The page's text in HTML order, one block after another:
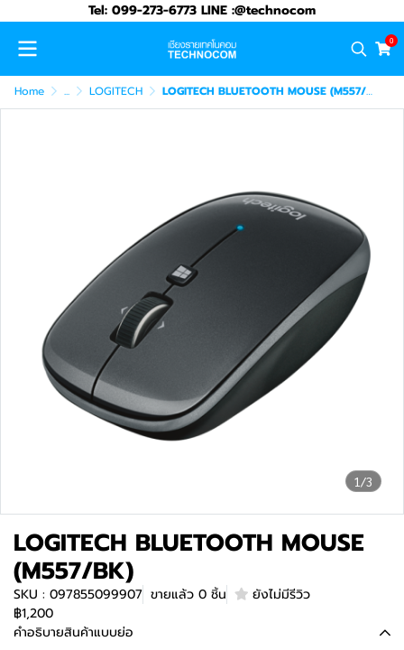
Tel: 099-273-6773 LINE :@technocom
0
Home ... LOGITECH LOGITECH BLUETOOTH MOUSE (M557/BK)
1/3
LOGITECH BLUETOOTH MOUSE
(M557/BK)
SKU : 097855099907 ขายแล้ว 0 ชิ้น
ยังไม่มีรีวิว
฿1,200
คำอธิบายสินค้าแบบย่อ